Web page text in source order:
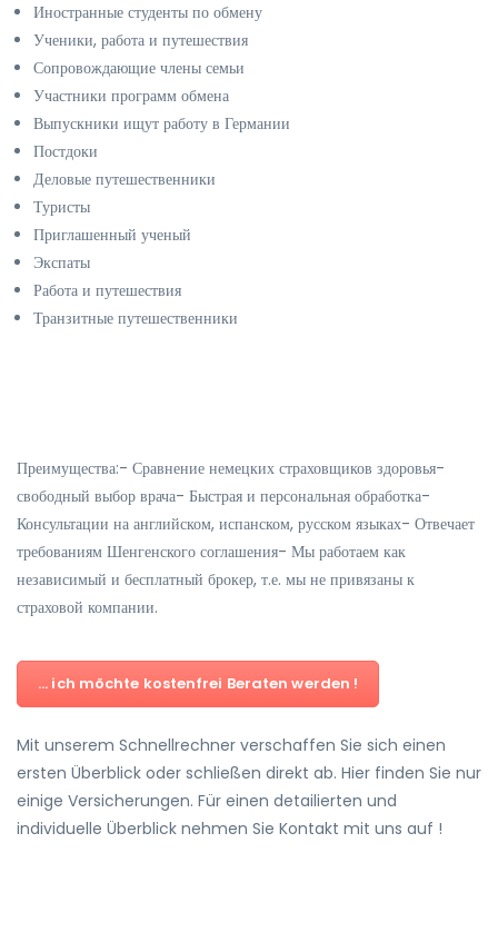
Иностранные студенты по обмену
Ученики, работа и путешествия
Сопровождающие члены семьи
Участники программ обмена
Выпускники ищут работу в Германии
Постдоки
Деловые путешественники
Туристы
Приглашенный ученый
Экспаты
Работа и путешествия
Транзитные путешественники
Преимущества:- Сравнение немецких страховщиков здоровья-
свободный выбор врача- Быстрая и персональная обработка-
Консультации на английском, испанском, русском языках- Отвечает
требованиям Шенгенского соглашения- Мы работаем как
независимый и бесплатный брокер, т.е. мы не привязаны к
страховой компании.
... ich möchte kostenfrei Beraten werden !
Mit unserem Schnellrechner verschaffen Sie sich einen
ersten Überblick oder schließen direkt ab. Hier finden Sie nur
einige Versicherungen. Für einen detailierten und
individuelle Überblick nehmen Sie Kontakt mit uns auf !